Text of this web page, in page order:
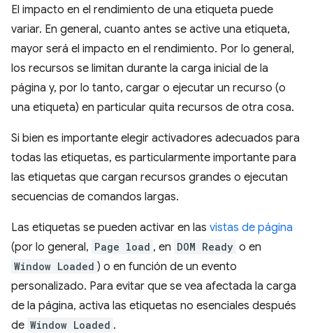
El impacto en el rendimiento de una etiqueta puede
variar. En general, cuanto antes se active una etiqueta,
mayor será el impacto en el rendimiento. Por lo general,
los recursos se limitan durante la carga inicial de la
página y, por lo tanto, cargar o ejecutar un recurso (o
una etiqueta) en particular quita recursos de otra cosa.
Si bien es importante elegir activadores adecuados para
todas las etiquetas, es particularmente importante para
las etiquetas que cargan recursos grandes o ejecutan
secuencias de comandos largas.
Las etiquetas se pueden activar en las vistas de página
(por lo general, Page load , en DOM Ready o en
Window Loaded ) o en función de un evento
personalizado. Para evitar que se vea afectada la carga
de la página, activa las etiquetas no esenciales después
de Window Loaded .